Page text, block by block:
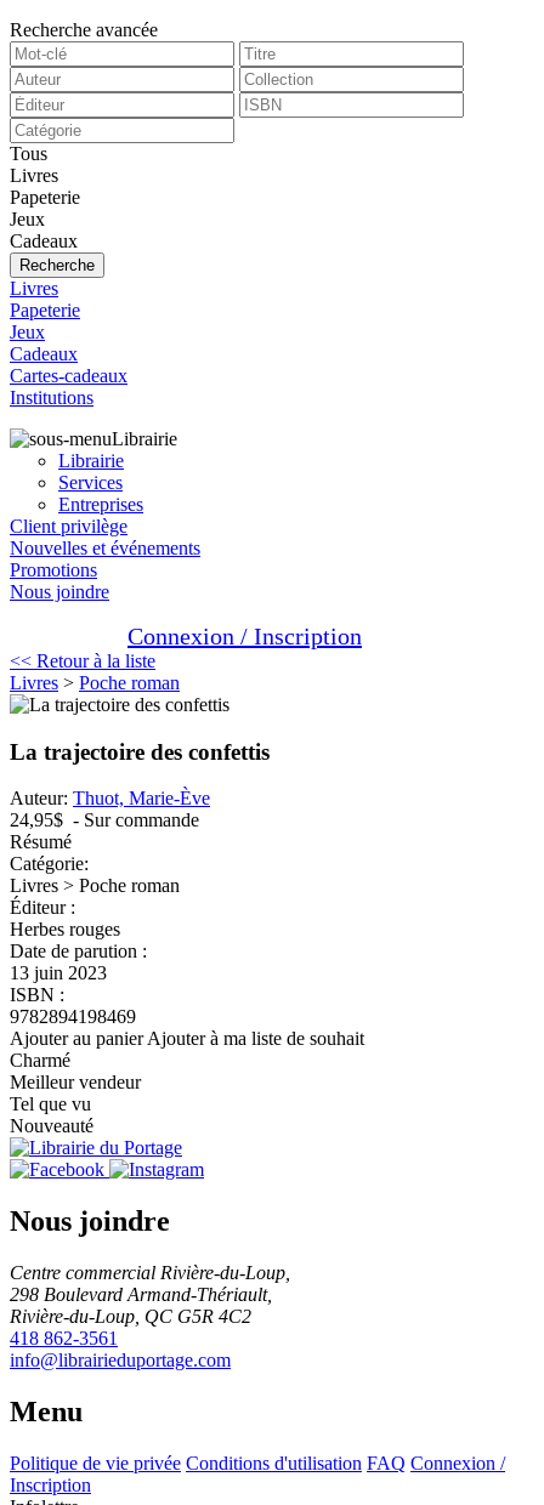
Recherche avancée
Tous
Livres
Papeterie
Jeux
Cadeaux
Recherche
Livres
Papeterie
Jeux
Cadeaux
Cartes-cadeaux
Institutions
Librairie
Librairie
Services
Entreprises
Client privilège
Nouvelles et événements
Promotions
Nous joindre
Connexion / Inscription
<< Retour à la liste
Livres > Poche roman
La trajectoire des confettis
Auteur: Thuot, Marie-Ève
24,95$ - Sur commande
Résumé
Catégorie:
Livres > Poche roman
Éditeur :
Herbes rouges
Date de parution :
13 juin 2023
ISBN :
9782894198469
Ajouter au panierAjouter à ma liste de souhait
Charmé
Meilleur vendeur
Tel que vu
Nouveauté
Nous joindre
Centre commercial Rivière-du-Loup,
298 Boulevard Armand-Thériault,
Rivière-du-Loup, QC G5R 4C2
418 862-3561
info@librairieduportage.com
Menu
Politique de vie privée Conditions d'utilisation FAQ Connexion /
Inscription